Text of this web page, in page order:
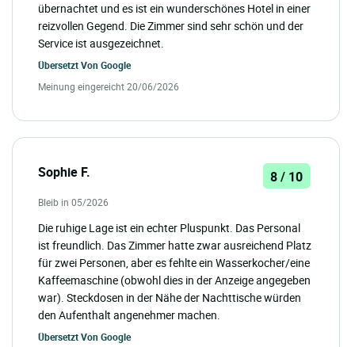
übernachtet und es ist ein wunderschönes Hotel in einer
reizvollen Gegend. Die Zimmer sind sehr schön und der
Service ist ausgezeichnet.
Übersetzt Von Google
Meinung eingereicht 20/06/2026
Sophie F. 8 / 10
Bleib in 05/2026
Die ruhige Lage ist ein echter Pluspunkt. Das Personal
ist freundlich. Das Zimmer hatte zwar ausreichend Platz
für zwei Personen, aber es fehlte ein Wasserkocher/eine
Kaffeemaschine (obwohl dies in der Anzeige angegeben
war). Steckdosen in der Nähe der Nachttische würden
den Aufenthalt angenehmer machen.
Übersetzt Von Google